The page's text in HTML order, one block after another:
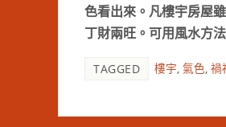
色看出來。凡樓宇房屋
丁財兩旺。可用風水方
TAGGED 樓宇, 氣色, 禍